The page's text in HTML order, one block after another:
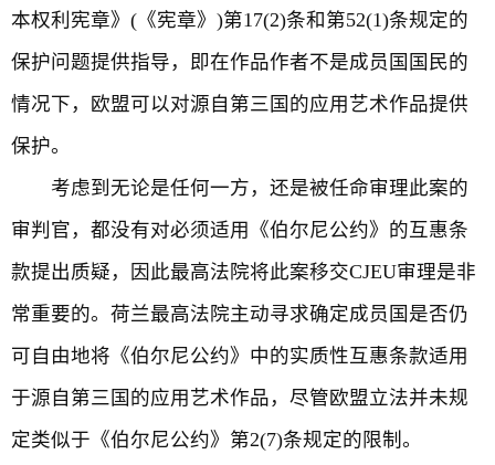
本权利宪章》(《宪章》)第17(2)条和第52(1)条规定的
保护问题提供指导，即在作品作者不是成员国国民的
情况下，欧盟可以对源自第三国的应用艺术作品提供
保护。
考虑到无论是任何一方，还是被任命审理此案的
审判官，都没有对必须适用《伯尔尼公约》的互惠条
款提出质疑，因此最高法院将此案移交CJEU审理是非
常重要的。荷兰最高法院主动寻求确定成员国是否仍
可自由地将《伯尔尼公约》中的实质性互惠条款适用
于源自第三国的应用艺术作品，尽管欧盟立法并未规
定类似于《伯尔尼公约》第2(7)条规定的限制。